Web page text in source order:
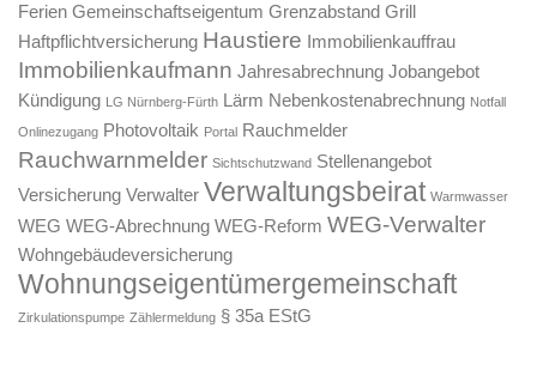
Ferien Gemeinschaftseigentum Grenzabstand Grill
Haftpflichtversicherung Haustiere Immobilienkauffrau
Immobilienkaufmann Jahresabrechnung Jobangebot
Kündigung LG Nürnberg-Fürth Lärm Nebenkostenabrechnung Notfall
Onlinezugang Photovoltaik Portal Rauchmelder
Rauchwarnmelder Sichtschutzwand Stellenangebot
Versicherung Verwalter Verwaltungsbeirat Warmwasser
WEG WEG-Abrechnung WEG-Reform WEG-Verwalter
Wohngebäudeversicherung
Wohnungseigentümergemeinschaft
Zirkulationspumpe Zählermeldung § 35a EStG